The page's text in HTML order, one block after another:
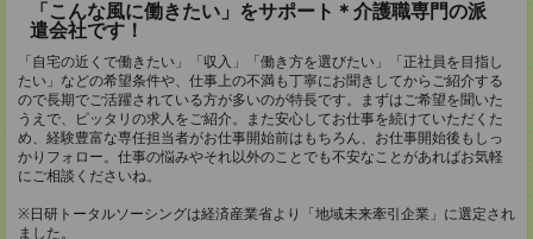
「こんな風に働きたい」をサポート＊介護職専門の派
遣会社です！
「自宅の近くで働きたい」「収入」「働き方を選びたい」「正社員を目指し
たい」などの希望条件や、仕事上の不満も丁寧にお聞きしてからご紹介する
ので長期でご活躍されている方が多いのが特長です。まずはご希望を聞いた
うえで、ピッタリの求人をご紹介。また安心してお仕事を続けていただくた
め、経験豊富な専任担当者がお仕事開始前はもちろん、お仕事開始後もしっ
かりフォロー。仕事の悩みやそれ以外のことでも不安なことがあればお気軽
にご相談くださいね。
※日研トータルソーシングは経済産業省より「地域未来牽引企業」に選定され
ました。